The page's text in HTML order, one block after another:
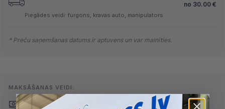
no 30.00 €
Piegādes veidi: furgons, kravas auto, manipulators
* Preču saņemšanas datums ir aptuvens un var mainīties.
MAKSĀŠANAS VEIDI:
Skaidrā naudā
(arī preci
Pārskaitījums